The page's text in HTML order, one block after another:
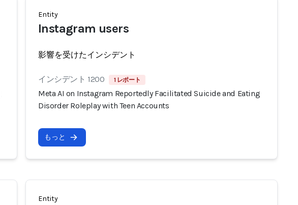
Entity
Instagram users
影響を受けたインシデント
インシデント 1200 1 レポート
Meta AI on Instagram Reportedly Facilitated Suicide and Eating
Disorder Roleplay with Teen Accounts
もっと
Entity